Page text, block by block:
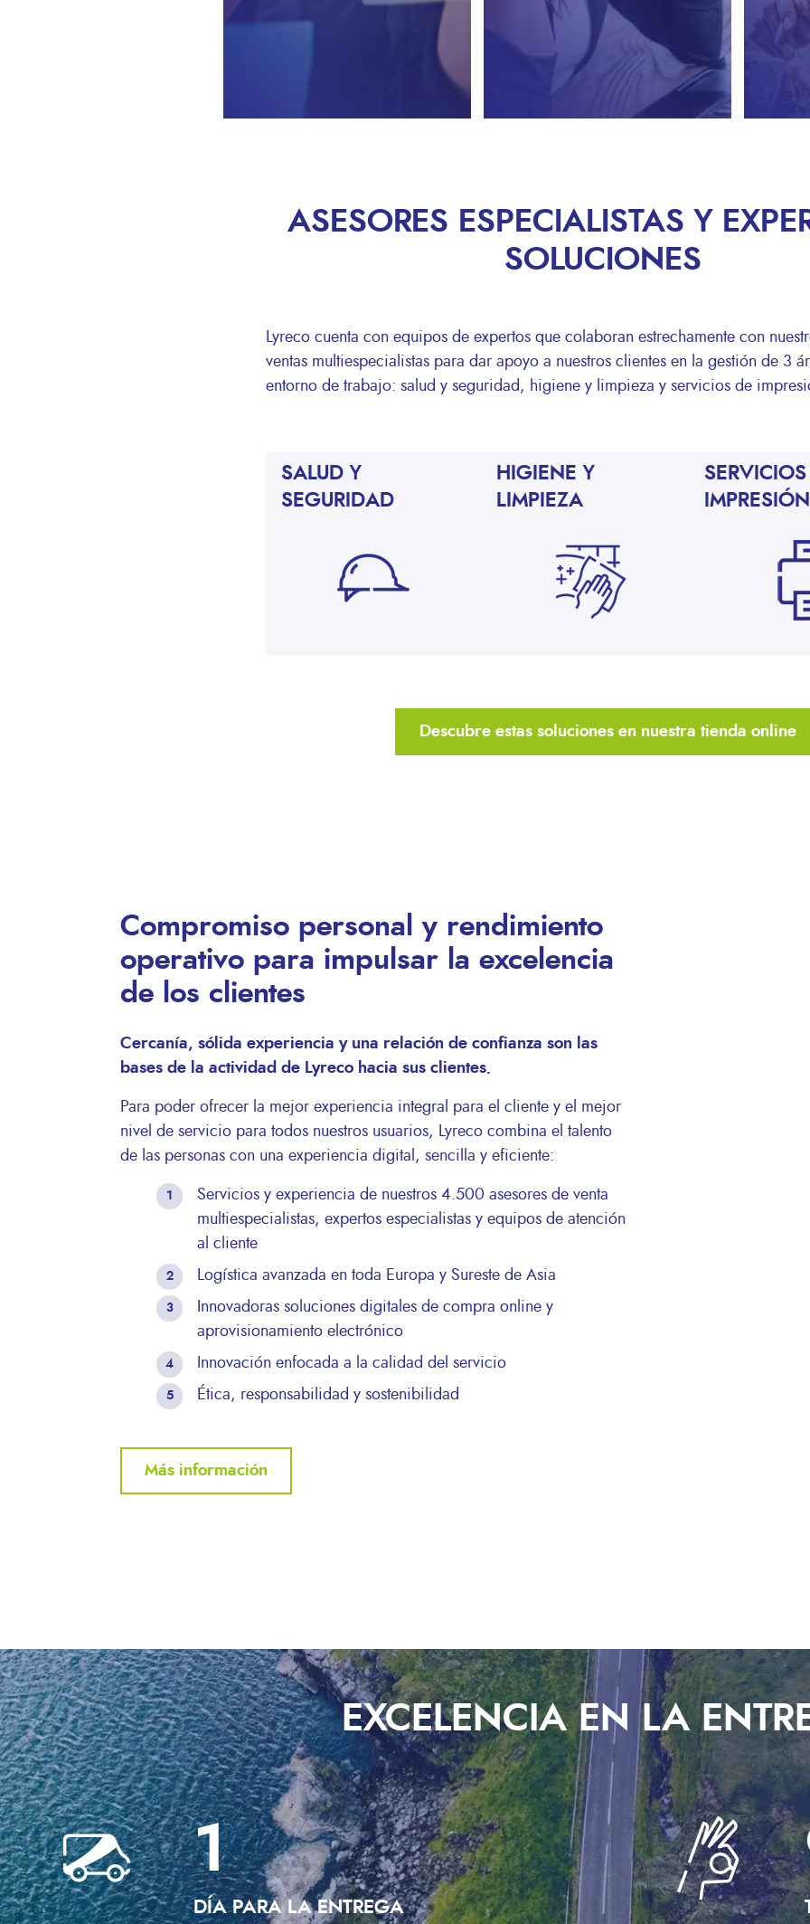
ASESORES ESPECIALISTAS Y
SOLUCIONES
Lyreco cuenta con equipos de expertos que colaboran estrechamente con
ventas multiespecialistas para dar apoyo a nuestros clientes en la gestión de 3
entorno de trabajo: salud y seguridad, higiene y limpieza y servicios de
SALUD Y
SEGURIDAD
HIGIENE Y
LIMPIEZA
IMPRESIÓN
Descubre estas soluciones en nuestra tienda online
Compromiso personal y rendimiento
operativo para impulsar la excelencia
de los clientes
Cercanía, sólida experiencia y una relación de confianza son las
bases de la actividad de Lyreco hacia sus clientes.
Para poder ofrecer la mejor experiencia integral para el cliente y el mejor
nivel de servicio para todos nuestros usuarios, Lyreco combina el talento
de las personas con una experiencia digital, sencilla y eficiente:
Servicios y experiencia de nuestros 4.500 asesores de venta
multiespecialistas, expertos especialistas y equipos de atención
al cliente
Logística avanzada en toda Europa y Sureste de Asia
Innovadoras soluciones digitales de compra online y
aprovisionamiento electrónico
Innovación enfocada a la calidad del servicio
Ética, responsabilidad y sostenibilidad
Más información
EXCELENCIA EN LA
1
DÍA PARA LA ENTREGA